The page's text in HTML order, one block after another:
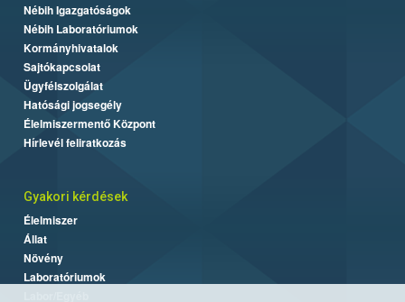
Nébih Igazgatóságok
Nébih Laboratóriumok
Kormányhivatalok
Sajtókapcsolat
Ügyfélszolgálat
Hatósági jogsegély
Élelmiszermentő Központ
Hírlevél feliratkozás
Gyakori kérdések
Élelmiszer
Állat
Növény
Laboratóriumok